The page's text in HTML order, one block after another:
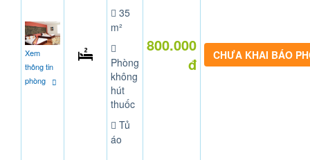
Xem
thông tin
phòng
35
m²
Phòng
không
hút
thuốc
Tủ
áo
800.000
đ
CHƯA KHAI BÁO